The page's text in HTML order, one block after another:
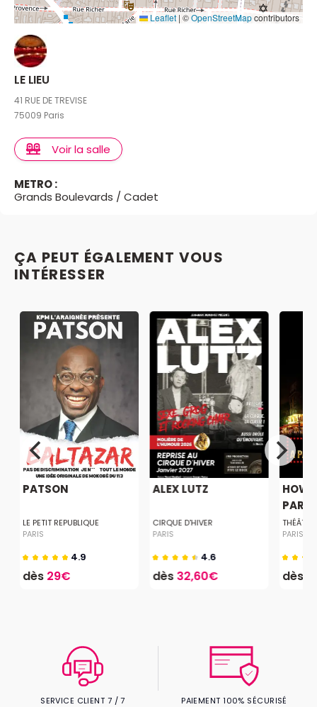
Leaflet | ©OpenStreetMapcontributors
LE LIEU
41 RUE DE TREVISE
75009 Paris
Voir la salle
METRO :
Grands Boulevards / Cadet
ÇA PEUT ÉGALEMENT VOUS
INTÉRESSER
PATSON
LE PETIT REPUBLIQUE
PARIS
4.9
dès 29€
ALEX LUTZ
CIRQUE D'HIVER
PARIS
4.6
dès32,60€
HOW
PARIS
dès
SERVICE CLIENT 7 / 7 PAIEMENT 100% SÉCURISÉ